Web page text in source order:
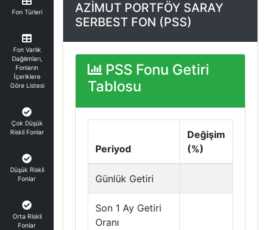
Fon Türleri
Fon Varlık
Dağılımları,
Fonların
İçeriklere
Göre Listesi
Çok Düşük
Riskli Fonlar
Düşük Riskli
Fonlar
Orta Riskli
Fonlar
AZİMUT PORTFÖY SARAY
SERBEST FON (PSS)
PSS Fonu Getiri
Tablosu
Periyod
Değişim
(%)
Günlük Getiri
Son 1 Ay Getiri
Oranı